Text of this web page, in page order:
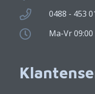
0488 - 453
Ma-Vr